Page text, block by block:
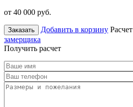
от 40 000 руб.
Заказать Добавить в корзину
замерщика
Получить расчет